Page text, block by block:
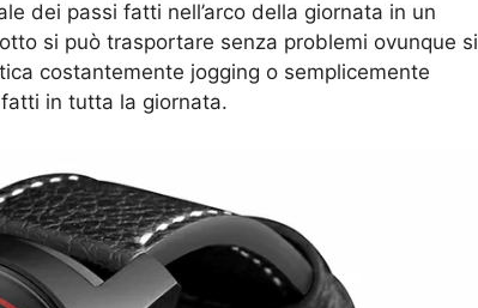
dei passi fatti nell’arco della giornata in un
si può trasportare senza problemi ovunque si
costantemente jogging o semplicemente
in tutta la giornata.